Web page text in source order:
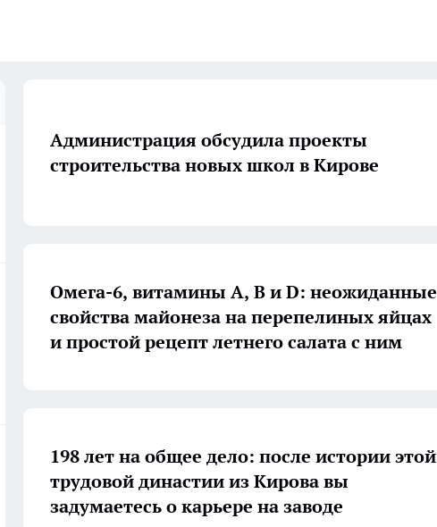
Администрация обсудила проекты
строительства новых школ в Кирове
Омега-6, витамины А, В и D: неожиданные
свойства майонеза на перепелиных яйцах
и простой рецепт летнего салата с ним
198 лет на общее дело: после истории этой
трудовой династии из Кирова вы
задумаетесь о карьере на заводе